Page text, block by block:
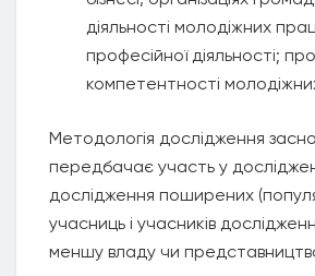
діяльності молодіжних
професійної діяльності;
компетентності молодіжних
Методологія дослідження
передбачає участь у
дослідження поширених
учасниць і учасників
меншу владу чи